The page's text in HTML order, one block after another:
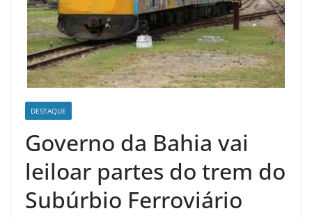
DESTAQUE
Governo da Bahia vai
leiloar partes do trem do
Subúrbio Ferroviário